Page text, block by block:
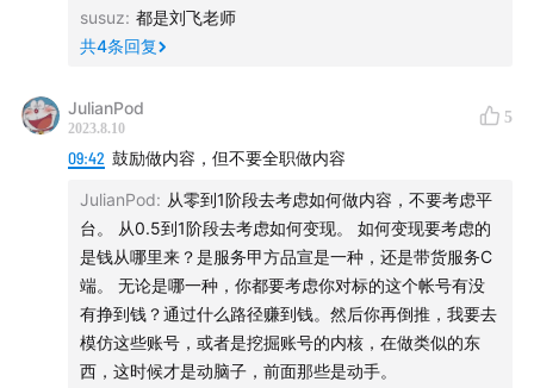
susuz: 都是刘飞老师
共4条回复
JulianPod
2023.8.10
5
09:42 鼓励做内容，但不要全职做内容
JulianPod: 从零到1阶段去考虑如何做内容，不要考虑平
台。 从0.5到1阶段去考虑如何变现。 如何变现要考虑的
是钱从哪里来？是服务甲方品宣是一种，还是带货服务C
端。 无论是哪一种，你都要考虑你对标的这个帐号有没
有挣到钱？通过什么路径赚到钱。然后你再倒推，我要去
模仿这些账号，或者是挖掘账号的内核，在做类似的东
西，这时候才是动脑子，前面那些是动手。